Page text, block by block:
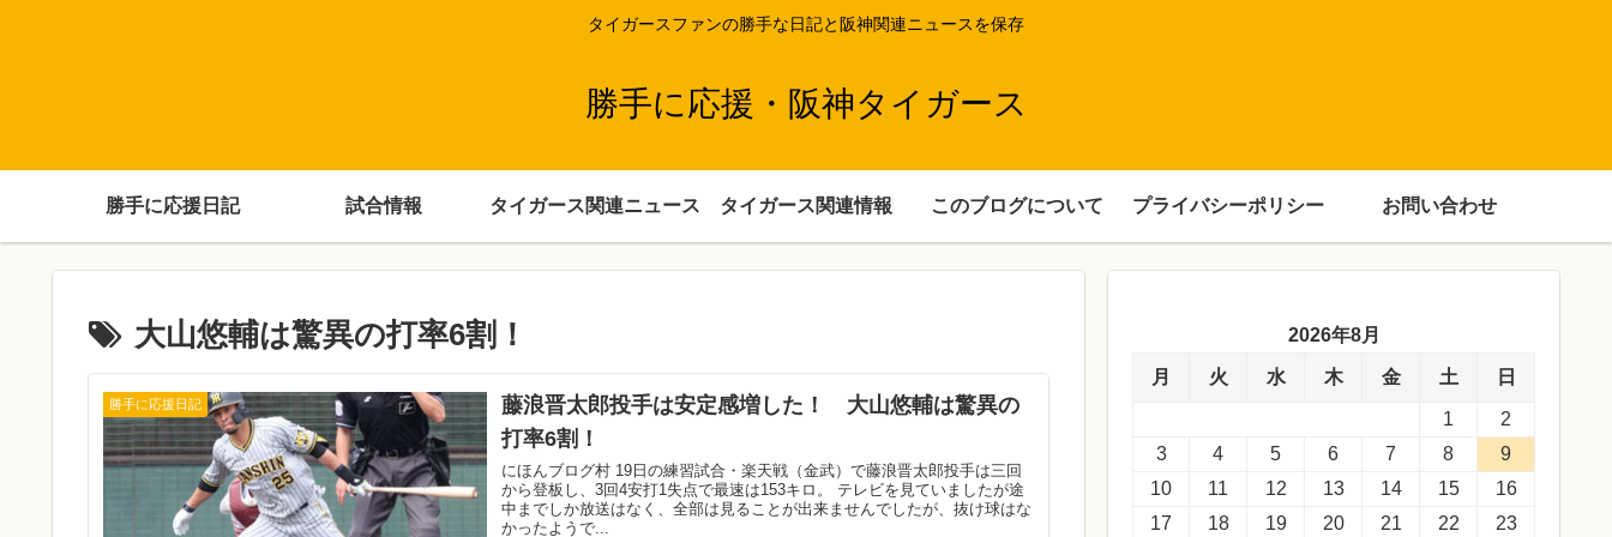
タイガースファンの勝手な日記と阪神関連ニュースを保存
勝手に応援・阪神タイガース
勝手に応援日記 試合情報 タイガース関連ニュース タイガース関連情報 このブログについて プライバシーポリシー お問い合わせ
大山悠輔は驚異の打率6割！
勝手に応援日記
藤浪晋太郎投手は安定感増した！ 大山悠輔は驚異の
打率6割！
にほんブログ村 19日の練習試合・楽天戦（金武）で藤浪晋太郎投手は三回
から登板し、3回4安打1失点で最速は153キロ。 テレビを見ていましたが途
中までしか放送はなく、全部は見ることが出来ませんでしたが、抜け球はな
かったようで...
2026年8月
月 火 水 木 金 土 日
1
2
3
4 5 6 7 8
9
10
11 12 13 14 15
16
17
18 19 20 21 22
23